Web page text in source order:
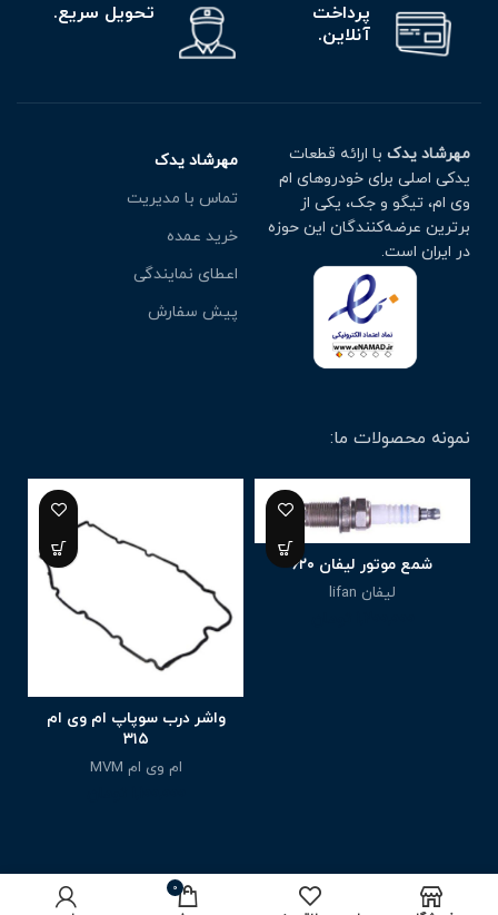
پرداخت
آنلاین.
تحویل سریع.
مهرشاد یدک با ارائه قطعات
یدکی اصلی برای خودروهای ام
وی ام، تیگو و جک، یکی از
برترین عرضه‌کنندگان این حوزه
در ایران است.
مهرشاد یدک
تماس با مدیریت
خرید عمده
اعطای نمایندگی
پیش سفارش
نمونه محصولات ما:
شمع موتور لیفان ۶۲۰
لیفان lifan
واشر درب سوپاپ ام وی ام
۳۱۵
ام وی ام MVM
0